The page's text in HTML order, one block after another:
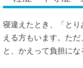
寝違えたとき、「と
える方もいます。た
と、かえって負担にな